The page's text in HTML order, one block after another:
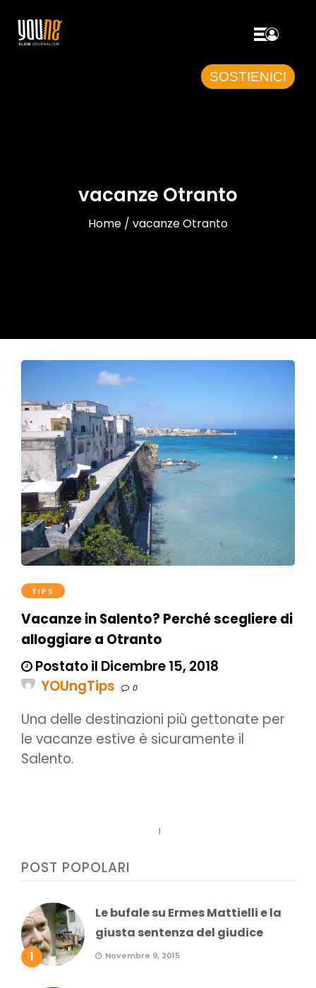
SOSTIENICI
vacanze Otranto
Home / vacanze Otranto
TIPS
Vacanze in Salento? Perché scegliere di
alloggiare a Otranto
Postato il Dicembre 15, 2018
YOUngTips
0
Una delle destinazioni più gettonate per
le vacanze estive è sicuramente il
Salento.
1
POST POPOLARI
1
Le bufale su Ermes Mattielli e la
giusta sentenza del giudice
Novembre 9, 2015